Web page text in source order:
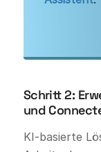
Schritt 2:
und
KI-basierte